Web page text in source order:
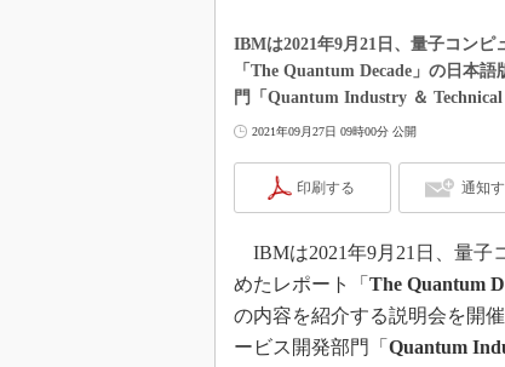
IBMは2021年9月21日、量子コン
「The Quantum Decade」の日本
門「Quantum Industry ＆ Technical
2021年09月27日 09時00分 公開
印刷する 通知
IBMは2021年9月21日、量子
めたレポート「 The Quantum
の内容を紹介する説明会を開
ービス開発部門「 Quantum